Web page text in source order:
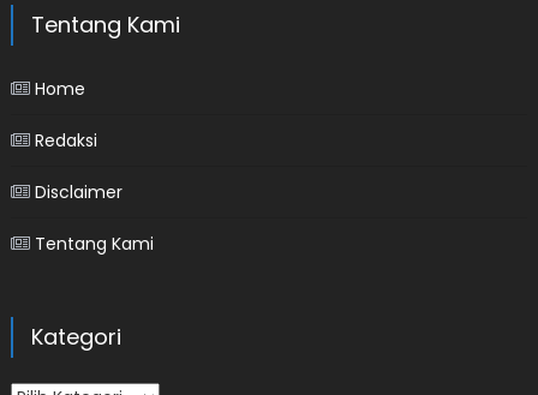
Tentang Kami
Home
Redaksi
Disclaimer
Tentang Kami
Kategori